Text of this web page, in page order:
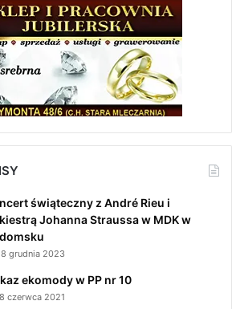
świąteczny z André Rieu i
Johanna Straussa w MDK w
grudnia 2023
ekomody w PP nr 10
czerwca 2021